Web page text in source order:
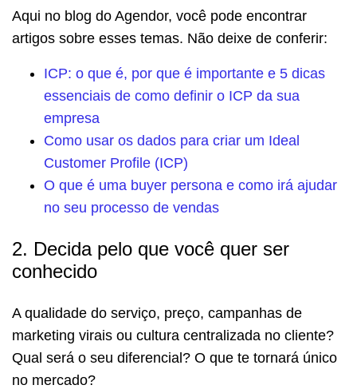
Aqui no blog do Agendor, você pode encontrar
artigos sobre esses temas. Não deixe de conferir:
ICP: o que é, por que é importante e 5 dicas
essenciais de como definir o ICP da sua
empresa
Como usar os dados para criar um Ideal
Customer Profile (ICP)
O que é uma buyer persona e como irá ajudar
no seu processo de vendas
2. Decida pelo que você quer ser
conhecido
A qualidade do serviço, preço, campanhas de
marketing virais ou cultura centralizada no cliente?
Qual será o seu diferencial? O que te tornará único
no mercado?